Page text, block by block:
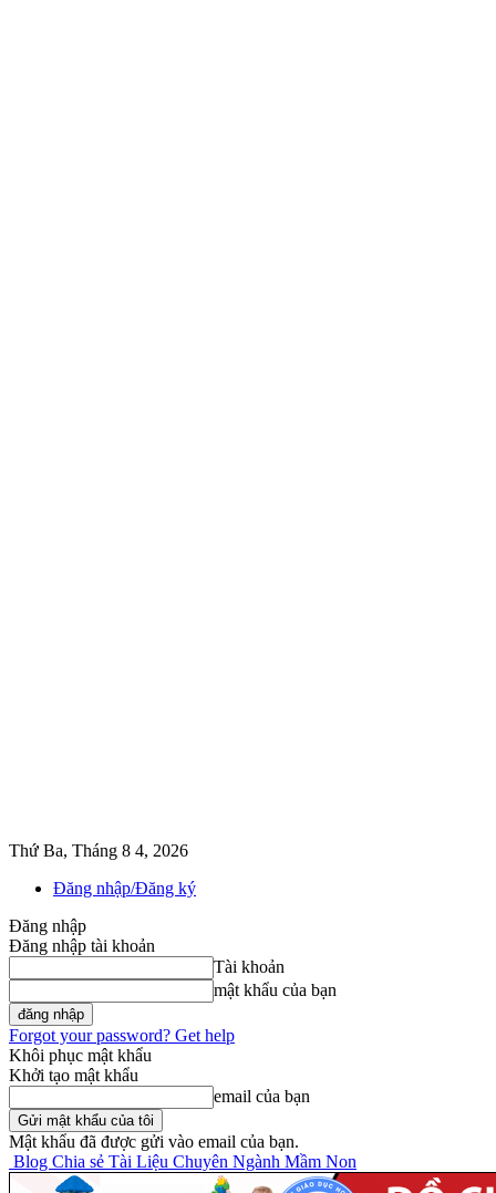
Thứ Ba, Tháng 8 4, 2026
Đăng nhập/Đăng ký
Đăng nhập
Đăng nhập tài khoản
Tài khoản
mật khẩu của bạn
Forgot your password? Get help
Khôi phục mật khẩu
Khởi tạo mật khẩu
email của bạn
Mật khẩu đã được gửi vào email của bạn.
Blog Chia sẻ Tài Liệu Chuyên Ngành Mầm Non